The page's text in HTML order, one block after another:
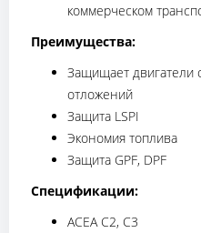
коммерческом
Преимущества:
Защищает двигатели
отложений
Защита LSPI
Экономия топлива
Защита GPF, DPF
Спецификации:
ACEA C2, C3